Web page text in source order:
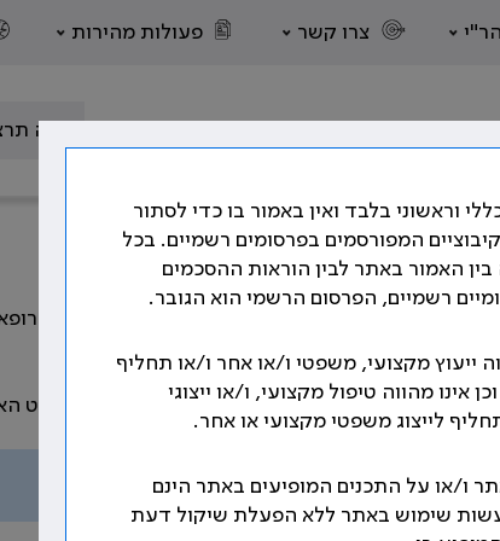
צרו קשר פעולות מהירות
רבים המסדירים את תנאי העבודה וזכויות
לאורך השנים, בהתאם לנושאים שמפורטים בתפריט
הקיבוציים
וראשוני בלבד ואין באמור בו כדי לסתור
המפורסמים בפרסומים רשמיים. בכל
האמור באתר לבין הוראות ההסכמים
רשמיים, הפרסום הרשמי הוא הגובר.
ייעוץ מקצועי, משפטי ו/או אחר ו/או תחליף
אינו מהווה טיפול מקצועי, ו/או ייצוגי
לייצוג משפטי מקצועי או אחר.
ו/או על התכנים המופיעים באתר הינם
שימוש באתר ללא הפעלת שיקול דעת